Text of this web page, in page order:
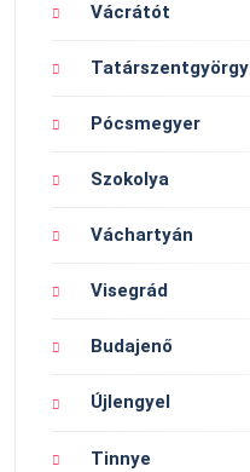
Vácrátót
Tatárszentgyörgy
Pócsmegyer
Szokolya
Váchartyán
Visegrád
Budajenő
Újlengyel
Tinnye